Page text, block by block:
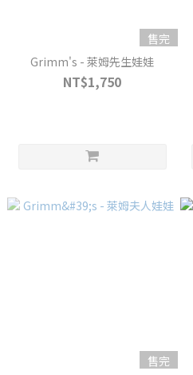
售完
Grimm's - 萊姆先生娃娃
NT$1,750
售完